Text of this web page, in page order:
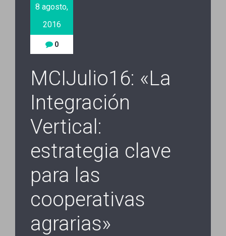
8 agosto,
2016
0
MCIJulio16: «La
Integración
Vertical:
estrategia clave
para las
cooperativas
agrarias»